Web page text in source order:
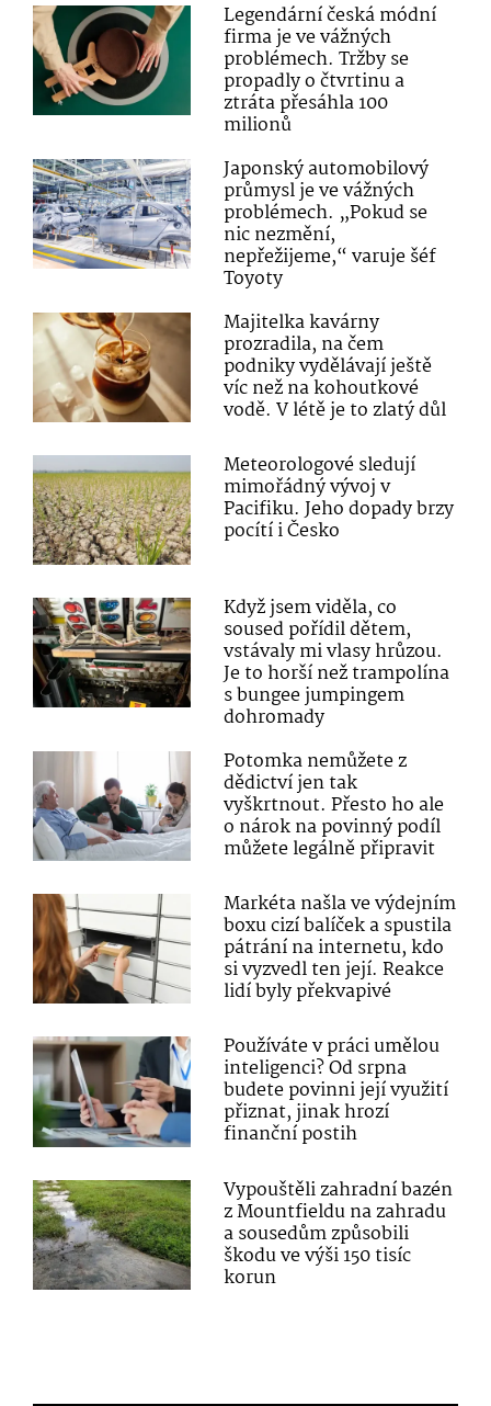
Legendární česká módní
firma je ve vážných
problémech. Tržby se
propadly o čtvrtinu a
ztráta přesáhla 100
milionů
Japonský automobilový
průmysl je ve vážných
problémech. „Pokud se
nic nezmění,
nepřežijeme,“ varuje šéf
Toyoty
Majitelka kavárny
prozradila, na čem
podniky vydělávají ještě
víc než na kohoutkové
vodě. V létě je to zlatý důl
Meteorologové sledují
mimořádný vývoj v
Pacifiku. Jeho dopady brzy
pocítí i Česko
Když jsem viděla, co
soused pořídil dětem,
vstávaly mi vlasy hrůzou.
Je to horší než trampolína
s bungee jumpingem
dohromady
Potomka nemůžete z
dědictví jen tak
vyškrtnout. Přesto ho ale
o nárok na povinný podíl
můžete legálně připravit
Markéta našla ve výdejním
boxu cizí balíček a spustila
pátrání na internetu, kdo
si vyzvedl ten její. Reakce
lidí byly překvapivé
Používáte v práci umělou
inteligenci? Od srpna
budete povinni její využití
přiznat, jinak hrozí
finanční postih
Vypouštěli zahradní bazén
z Mountfieldu na zahradu
a sousedům způsobili
škodu ve výši 150 tisíc
korun